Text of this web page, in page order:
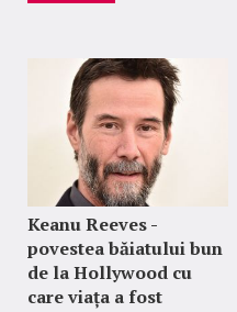
Keanu Reeves -
povestea băiatului bun
de la Hollywood cu
care viața a fost